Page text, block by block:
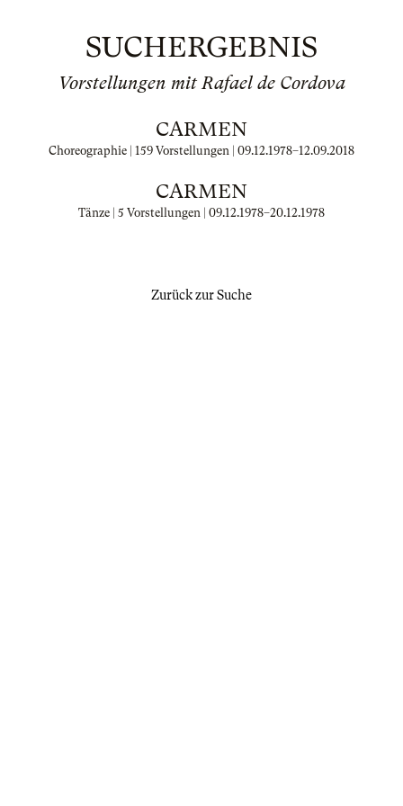
SUCHERGEBNIS
Vorstellungen mit Rafael de Cordova
CARMEN
Choreographie | 159 Vorstellungen | 09.12.1978–12.09.2018
CARMEN
Tänze | 5 Vorstellungen | 09.12.1978–20.12.1978
Zurück zur Suche